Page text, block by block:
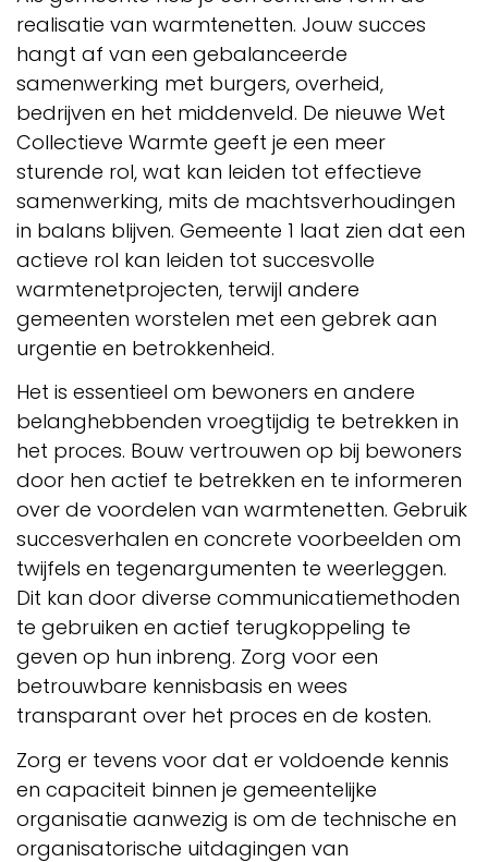
realisatie van warmtenetten. Jouw succes
hangt af van een gebalanceerde
samenwerking met burgers, overheid,
bedrijven en het middenveld. De nieuwe Wet
Collectieve Warmte geeft je een meer
sturende rol, wat kan leiden tot effectieve
samenwerking, mits de machtsverhoudingen
in balans blijven. Gemeente 1 laat zien dat een
actieve rol kan leiden tot succesvolle
warmtenetprojecten, terwijl andere
gemeenten worstelen met een gebrek aan
urgentie en betrokkenheid.
Het is essentieel om bewoners en andere
belanghebbenden vroegtijdig te betrekken in
het proces. Bouw vertrouwen op bij bewoners
door hen actief te betrekken en te informeren
over de voordelen van warmtenetten. Gebruik
succesverhalen en concrete voorbeelden om
twijfels en tegenargumenten te weerleggen.
Dit kan door diverse communicatiemethoden
te gebruiken en actief terugkoppeling te
geven op hun inbreng. Zorg voor een
betrouwbare kennisbasis en wees
transparant over het proces en de kosten.
Zorg er tevens voor dat er voldoende kennis
en capaciteit binnen je gemeentelijke
organisatie aanwezig is om de technische en
organisatorische uitdagingen van